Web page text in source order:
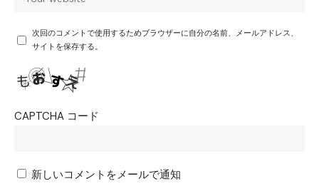
次回のコメントで使用するためブラウザーに自分の名前、メールアドレス、
サイトを保存する。
CAPTCHA コード
新しいコメントをメールで通知